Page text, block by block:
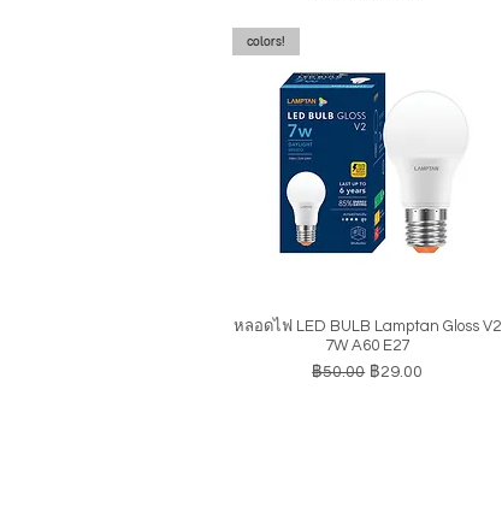
ดูข้อมูลด่วน
colors!
หลอดไฟ LED BULB Lamptan Gloss V2
7W A60 E27
ราคาปกติ
฿50.00 ราคาขายลด
฿29.00